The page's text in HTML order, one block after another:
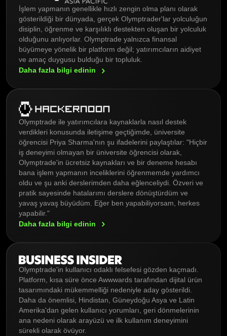
Olymptrade'in kullanıcı odaklı felsefesi gözden kaçmadı.
Platform, kısa süre önce Awwwards tarafından dijital ürün
tasarımındaki mükemmelliği nedeniyle aday gösterildi.
Daha da önemlisi, Hindistan, Güneydoğu Asya ve Latin
Amerika'dan gelen kullanıcı yorumları, geri dönmelerinin
ana nedeni olarak arayüzü ve ilk kullanım deneyimini
sürekli olarak övüyor.
İşlem yapmanın genellikle hızlı zengin olma planı olarak
gösterildiği bir dünyada, gerçek Olymptrader'lar yolculuğun
disiplin, öğrenme ve karşılıklı destekten oluşan bir yolculuk
olduğunu anlıyorlar. Olymptrade yalnızca finansal
büyümeye yönelik bir platform değil; yatırımcıların aidiyet
ve amaç duygusu bulduğu bir topluluk.
Daha fazla bilgi edinin
Olymptrade ile yatırımcılara kaynaklarla nasıl destek
verdikleri konusunda iletişime geçtiğimde, üniversite
öğrencisi Priya Sharma'nın şu ifadelerini paylaştılar: "Hiçbir
iş deneyimi olmayan bir üniversite öğrencisi olarak,
Olymptrade'in ücretsiz kaynakları ve bir deneme hesabı
bana işlem yapmanın inceliklerini öğrenmemde yardımcı
oldu ve şu anki derslerimden daha eğlenceliydi. Özveri ve
pratik sayesinde hatalarımı derslere dönüştürdüm ve
yavaş yavaş büyüdüm. Eğer ben yapabiliyorsam, herkes
yapabilir."
Daha fazla bilgi edinin